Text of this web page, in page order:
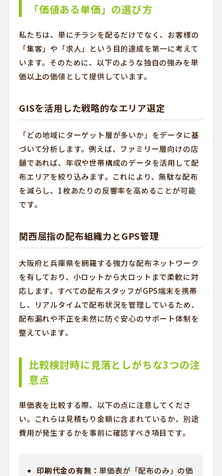
「価値ある単価」の選び方
私たちは、単にチラシを配るだけでなく、お客様の
「集客」や「求人」という目的達成を第一に考えて
います。そのために、以下のような独自の強みを単
価以上の価値として提供しています。
GISを活用した戦略的なエリア選定
「どの地域にターゲット層が多いか」をデータに基
づいて分析します。例えば、ファミリー層向けの店
舗であれば、年収や世帯構成のデータを活用して配
布エリアを絞り込みます。これにより、無駄な配布
を減らし、1枚あたりの反響率を高めることが可能
です。
関西屈指の配布組織力とGPS管理
大阪府と兵庫県を網羅する強力な配布ネットワーク
を有しており、小ロットから大ロットまで柔軟に対
応します。すべての配布スタッフがGPS端末を携帯
し、リアルタイムで配布状況を管理しているため、
配布漏れや不正を未然に防ぐ安心のサポート体制を
整えています。
比較検討時に見落としがちな3つの注
意点
単価表を比較する際、以下の点に注意してくださ
い。これらは見積もり金額に含まれているか、別途
費用が発生するかを事前に確認すべき項目です。
印刷代金の有無：単価表が「配布のみ」の価